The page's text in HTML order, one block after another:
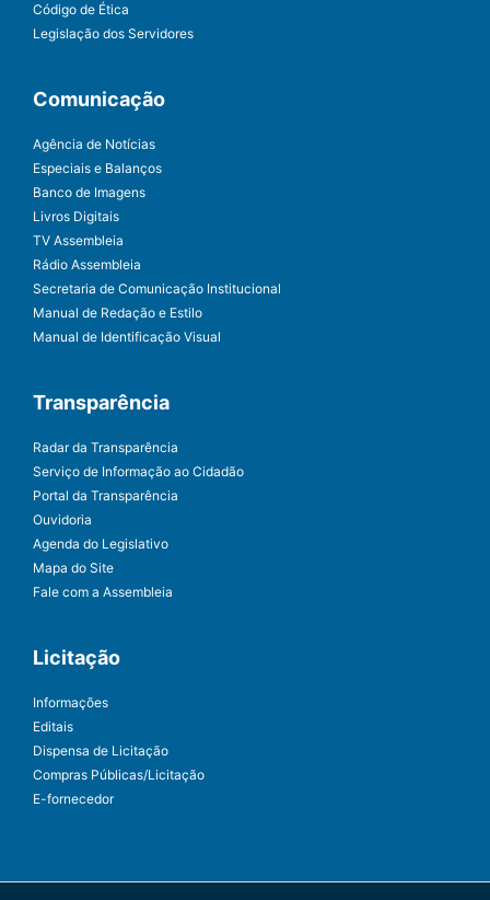
Código de Ética
Legislação dos Servidores
Comunicação
Agência de Notícias
Especiais e Balanços
Banco de Imagens
Livros Digitais
TV Assembleia
Rádio Assembleia
Secretaria de Comunicação Institucional
Manual de Redação e Estilo
Manual de Identificação Visual
Transparência
Radar da Transparência
Serviço de Informação ao Cidadão
Portal da Transparência
Ouvidoria
Agenda do Legislativo
Mapa do Site
Fale com a Assembleia
Licitação
Informações
Editais
Dispensa de Licitação
Compras Públicas/Licitação
E-fornecedor